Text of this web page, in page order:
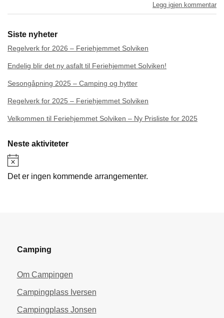
Legg igjen kommentar
Siste nyheter
Regelverk for 2026 – Feriehjemmet Solviken
Endelig blir det ny asfalt til Feriehjemmet Solviken!
Sesongåpning 2025 – Camping og hytter
Regelverk for 2025 – Feriehjemmet Solviken
Velkommen til Feriehjemmet Solviken – Ny Prisliste for 2025
Neste aktiviteter
Det er ingen kommende arrangementer.
Camping
Om Campingen
Campingplass Iversen
Campingplass Jonsen